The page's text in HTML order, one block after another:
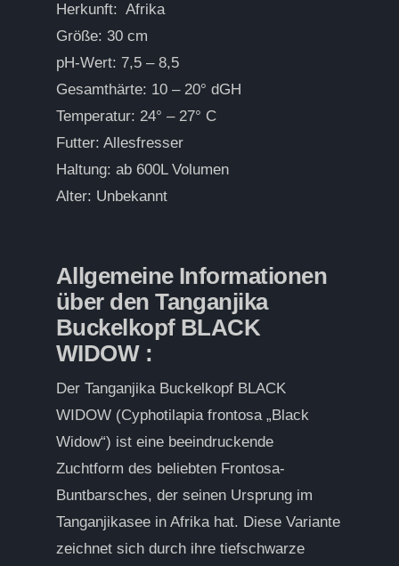
Herkunft: Afrika
Größe: 30 cm
pH-Wert: 7,5 – 8,5
Gesamthärte: 10 – 20° dGH
Temperatur: 24° – 27° C
Futter: Allesfresser
Haltung: ab 600L Volumen
Alter: Unbekannt
Allgemeine Informationen
über den Tanganjika
Buckelkopf BLACK
WIDOW :
Der Tanganjika Buckelkopf BLACK
WIDOW (Cyphotilapia frontosa „Black
Widow“) ist eine beeindruckende
Zuchtform des beliebten Frontosa-
Buntbarsches, der seinen Ursprung im
Tanganjikasee in Afrika hat. Diese Variante
zeichnet sich durch ihre tiefschwarze